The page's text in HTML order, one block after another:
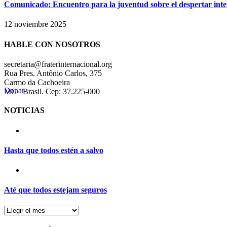
Comunicado: Encuentro para la juventud sobre el despertar
12 noviembre 2025
HABLE CON NOSOTROS
secretaria@fraterinternacional.org
Rua Pres. Antônio Carlos, 375
Carmo da Cachoeira
MG | Brasil. Cep: 37.225-000
Donar
NOTICIAS
Hasta que todos estén a salvo
Até que todos estejam seguros